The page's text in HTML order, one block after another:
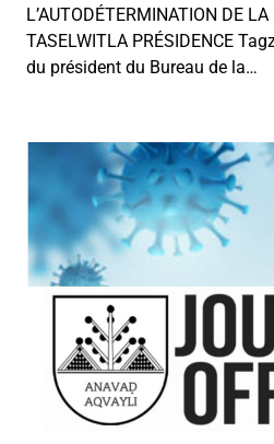
L’AUTODÉTERMINATION DE
TASELWITLA PRÉSIDENCE
du président du Bureau de la…